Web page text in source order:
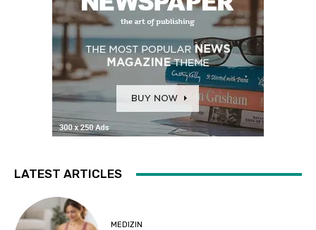
LATEST ARTICLES
MEDIZIN